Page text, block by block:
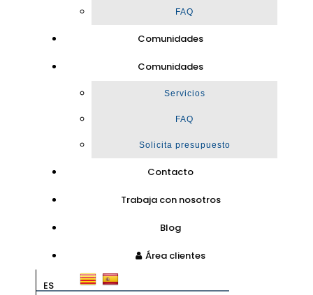
FAQ
Comunidades
Comunidades
Servicios
FAQ
Solicita presupuesto
Contacto
Trabaja con nosotros
Blog
Área clientes
ES